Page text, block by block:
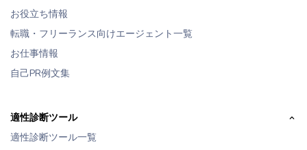
お役立ち情報
転職・フリーランス向けエージェント一覧
お仕事情報
自己PR例文集
適性診断ツール
適性診断ツール一覧